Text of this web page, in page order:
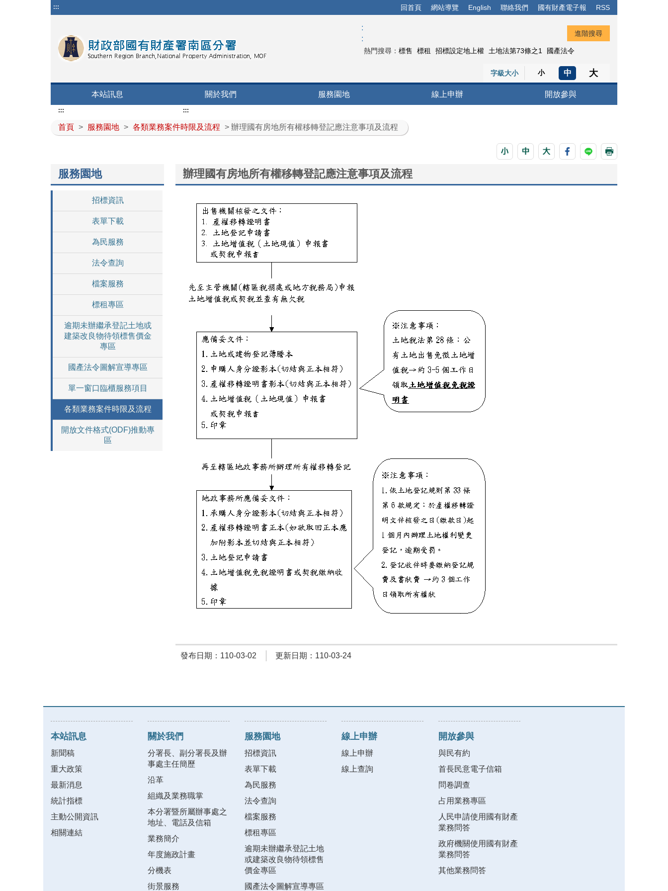
::: 回首頁 網站導覽 English 聯絡我們 國有財產電子報 RSS
:
:
熱門搜尋： 標售 標租 招標設定地上權 土地法第73條之1 國產法令
字級大小 小 中 大
本站訊息 關於我們 服務園地 線上申辦 開放參與
首頁 > 服務園地 > 各類業務案件時限及流程 > 辦理國有房地所有權移轉登記應注意事項及流程
:::
服務園地
招標資訊
表單下載
為民服務
法令查詢
檔案服務
標租專區
逾期未辦繼承登記土地或
建築改良物待領標售價金
專區
國產法令圖解宣導專區
單一窗口臨櫃服務項目
各類業務案件時限及流程
開放文件格式(ODF)推動專
區
:::
辦理國有房地所有權移轉登記應注意事項及流程
發布日期：110-03-02 更新日期：110-03-24
本站訊息
新聞稿
重大政策
最新消息
統計指標
主動公開資訊
相關連結
關於我們
分署長、副分署長及辦
事處主任簡歷
沿革
組織及業務職掌
本分署暨所屬辦事處之
地址、電話及信箱
業務簡介
年度施政計畫
分機表
街景服務
服務園地
招標資訊
表單下載
為民服務
法令查詢
檔案服務
標租專區
逾期未辦繼承登記土地
或建築改良物待領標售
價金專區
國產法令圖解宣導專區
線上申辦
線上申辦
線上查詢
開放參與
與民有約
首長民意電子信箱
問卷調查
占用業務專區
人民申請使用國有財產
業務問答
政府機關使用國有財產
業務問答
其他業務問答